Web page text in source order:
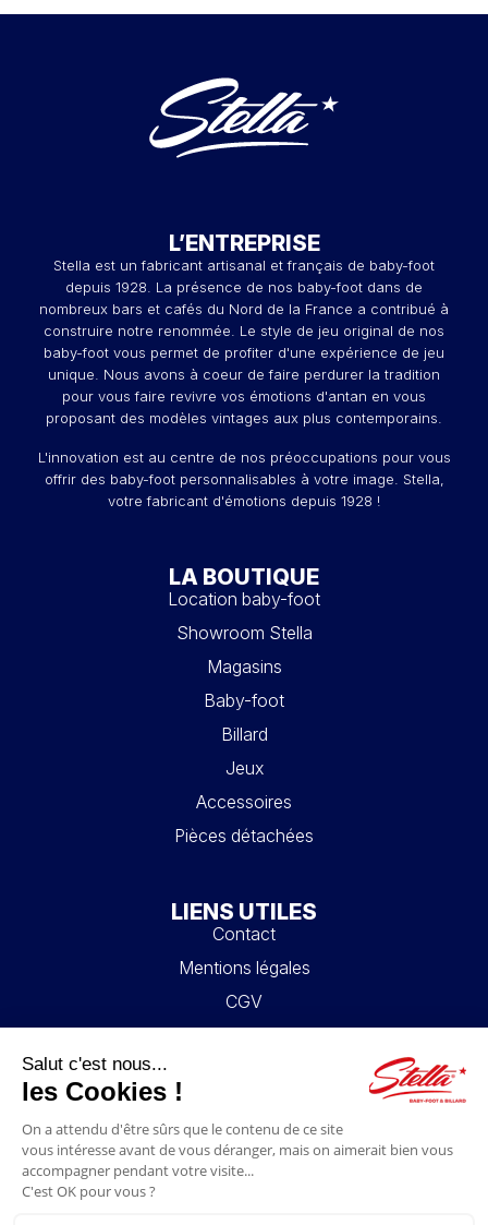
L’ENTREPRISE
Stella est un fabricant artisanal et français de baby-foot
depuis 1928. La présence de nos baby-foot dans de
nombreux bars et cafés du Nord de la France a contribué à
construire notre renommée. Le style de jeu original de nos
baby-foot vous permet de profiter d'une expérience de jeu
unique. Nous avons à coeur de faire perdurer la tradition
pour vous faire revivre vos émotions d'antan en vous
proposant des modèles vintages aux plus contemporains.
L'innovation est au centre de nos préoccupations pour vous
offrir des baby-foot personnalisables à votre image. Stella,
votre fabricant d'émotions depuis 1928 !
LA BOUTIQUE
Location baby-foot
Showroom Stella
Magasins
Baby-foot
Billard
Jeux
Accessoires
Pièces détachées
LIENS UTILES
Contact
Mentions légales
CGV
Mon compte
NOUS SUIVRE